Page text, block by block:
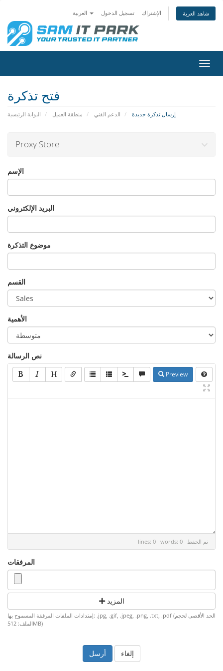
تسجيل الدخول الإشتراك شاهد العربة
تبديل
التنقل
فتح تذكرة
البوابة الرئيسية منطقة العميل الدعم الفني إرسال تذكرة جديدة
Proxy Store
الإسم
البريد الإلكتروني
موضوع التذكرة
القسم
الأهمية
نص الرسالة
Preview
lines: 0 words: 0 تم الحفظ
المرفقات
المزيد
إمتدادات الملفات المرفقة المسموح بها: .jpg, .gif, .jpeg, .png, .txt, .pdf (الحد الأقصى لحجم
الملف: 512MB)
إلغاء